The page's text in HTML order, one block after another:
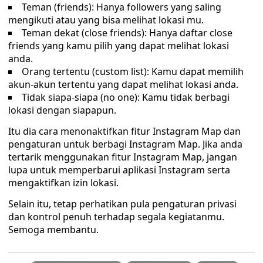
Teman (friends): Hanya followers yang saling
mengikuti atau yang bisa melihat lokasi mu.
Teman dekat (close friends): Hanya daftar close
friends yang kamu pilih yang dapat melihat lokasi
anda.
Orang tertentu (custom list): Kamu dapat memilih
akun-akun tertentu yang dapat melihat lokasi anda.
Tidak siapa-siapa (no one): Kamu tidak berbagi
lokasi dengan siapapun.
Itu dia cara menonaktifkan fitur Instagram Map dan
pengaturan untuk berbagi Instagram Map. Jika anda
tertarik menggunakan fitur Instagram Map, jangan
lupa untuk memperbarui aplikasi Instagram serta
mengaktifkan izin lokasi.
Selain itu, tetap perhatikan pula pengaturan privasi
dan kontrol penuh terhadap segala kegiatanmu.
Semoga membantu.